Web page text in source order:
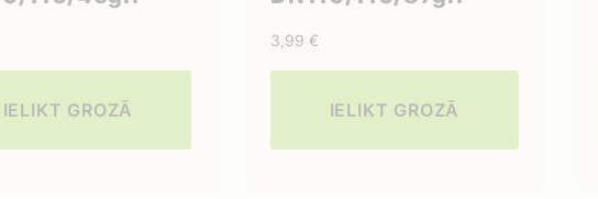
IELIKT GROZĀ
3,99 €
IELIKT GROZĀ